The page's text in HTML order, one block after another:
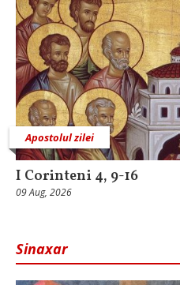
Apostolul zilei
I Corinteni 4, 9-16
09 Aug, 2026
Sinaxar